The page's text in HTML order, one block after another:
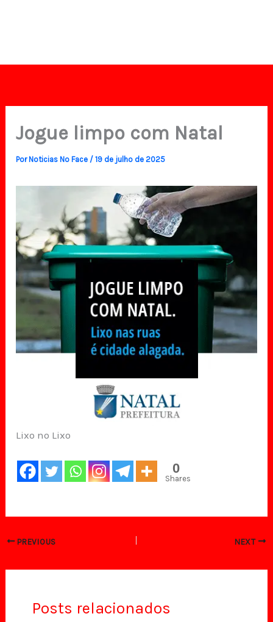
Jogue limpo com Natal
PorNoticias No Face /19 de julho de 2025
Lixo no Lixo
0
Shares
PREVIOUS NEXT
Posts relacionados